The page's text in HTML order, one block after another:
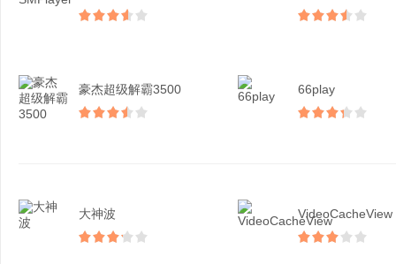
豪杰超级解霸3500 66play
大神波 VideoCacheView